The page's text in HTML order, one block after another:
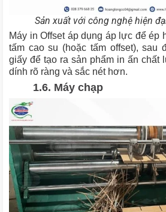
Sản xuất với công nghệ hiện
Máy in Offset áp dụng áp lực để ép
tấm cao su (hoặc tấm offset), sau
giấy để tạo ra sản phẩm in ấn
dính rõ ràng và sắc nét hơn.
1.6. Máy chạp